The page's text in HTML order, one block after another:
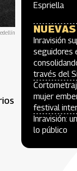
Espriella
Inravisión
seguidores
través del
mujer
festival
Inravisión:
lo público